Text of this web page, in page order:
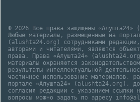
© 2026 Все права защищены
Любые материалы, размещенные на
(alushta24.org) сотрудниками редакции,
авторами и читателями, являются
права. Права «Алушта24»
материалы охраняются
результаты интеллектуальной
частичное использование материалов,
портале «Алушта24» (alushta24.org),
согласия редакции с указанием ссылки
вопросы можно задать по адресу